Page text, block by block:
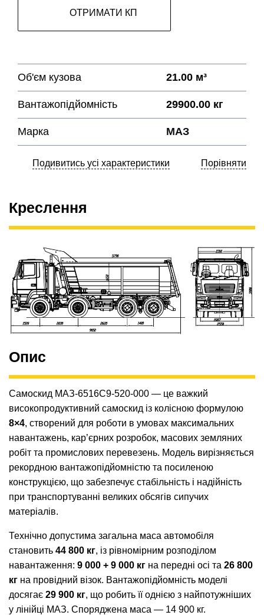
ОТРИМАТИ КП
Об'єм кузова 21.00 м³
Вантажопідйомність 29900.00 кг
Марка МАЗ
Подивитись усі характеристики Порівняти
Креслення
Опис
Самоскид МАЗ-6516С9-520-000 — це важкий
високопродуктивний самоскид із колісною формулою
8×4, створений для роботи в умовах максимальних
навантажень, кар’єрних розробок, масових земляних
робіт та промислових перевезень. Модель вирізняється
рекордною вантажопідйомністю та посиленою
конструкцією, що забезпечує стабільність і надійність
при транспортуванні великих обсягів сипучих
матеріалів.
Технічно допустима загальна маса автомобіля
становить 44 800 кг, із рівномірним розподілом
навантаження: 9 000 + 9 000 кг на передні осі та 26 800
кг на провідний візок. Вантажопідйомність моделі
досягає 29 900 кг, що робить її однією з найпотужніших
у лінійці МАЗ. Споряджена маса — 14 900 кг.